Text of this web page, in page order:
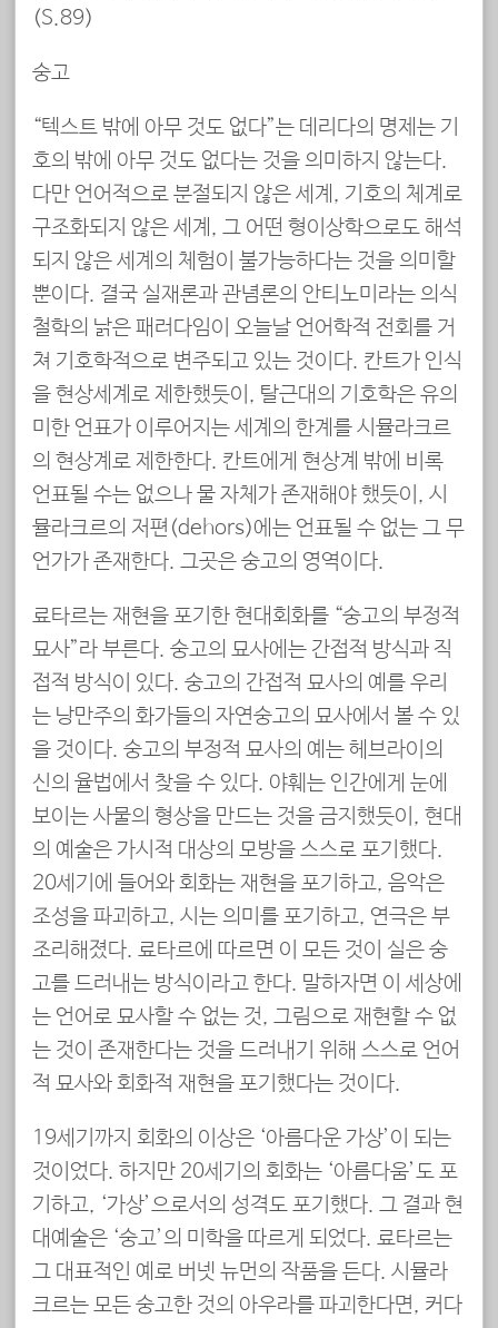
(S.89)
숭고
“텍스트 밖에 아무 것도 없다”는 데리다의 명제는 기
호의 밖에 아무 것도 없다는 것을 의미하지 않는다.
다만 언어적으로 분절되지 않은 세계, 기호의 체계로
구조화되지 않은 세계, 그 어떤 형이상학으로도 해석
되지 않은 세계의 체험이 불가능하다는 것을 의미할
뿐이다. 결국 실재론과 관념론의 안티노미라는 의식
철학의 낡은 패러다임이 오늘날 언어학적 전회를 거
쳐 기호학적으로 변주되고 있는 것이다. 칸트가 인식
을 현상세계로 제한했듯이, 탈근대의 기호학은 유의
미한 언표가 이루어지는 세계의 한계를 시뮬라크르
의 현상계로 제한한다. 칸트에게 현상계 밖에 비록
언표될 수는 없으나 물 자체가 존재해야 했듯이, 시
뮬라크르의 저편(dehors)에는 언표될 수 없는 그 무
언가가 존재한다. 그곳은 숭고의 영역이다.
료타르는 재현을 포기한 현대회화를 “숭고의 부정적
묘사”라 부른다. 숭고의 묘사에는 간접적 방식과 직
접적 방식이 있다. 숭고의 간접적 묘사의 예를 우리
는 낭만주의 화가들의 자연숭고의 묘사에서 볼 수 있
을 것이다. 숭고의 부정적 묘사의 예는 헤브라이의
신의 율법에서 찾을 수 있다. 야훼는 인간에게 눈에
보이는 사물의 형상을 만드는 것을 금지했듯이, 현대
의 예술은 가시적 대상의 모방을 스스로 포기했다.
20세기에 들어와 회화는 재현을 포기하고, 음악은
조성을 파괴하고, 시는 의미를 포기하고, 연극은 부
조리해졌다. 료타르에 따르면 이 모든 것이 실은 숭
고를 드러내는 방식이라고 한다. 말하자면 이 세상에
는 언어로 묘사할 수 없는 것, 그림으로 재현할 수 없
는 것이 존재한다는 것을 드러내기 위해 스스로 언어
적 묘사와 회화적 재현을 포기했다는 것이다.
19세기까지 회화의 이상은 ‘아름다운 가상’이 되는
것이었다. 하지만 20세기의 회화는 ‘아름다움’도 포
기하고, ‘가상’으로서의 성격도 포기했다. 그 결과 현
대예술은 ‘숭고’의 미학을 따르게 되었다. 료타르는
그 대표적인 예로 버넷 뉴먼의 작품을 든다. 시뮬라
크르는 모든 숭고한 것의 아우라를 파괴한다면, 커다